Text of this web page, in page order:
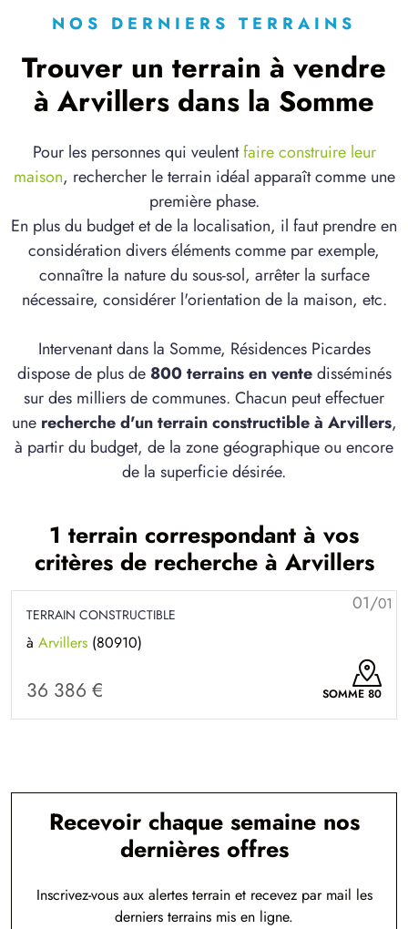
NOS DERNIERS TERRAINS
Trouver un terrain à vendre
à Arvillers dans la Somme
Pour les personnes qui veulentfaire construire leur
maison, rechercher le terrain idéal apparaît comme une
première phase.
En plus du budget et de la localisation, il faut prendre en
considération divers éléments comme par exemple,
connaître la nature du sous-sol, arrêter la surface
nécessaire, considérer l'orientation de la maison, etc.
Intervenant dans la Somme, Résidences Picardes
dispose de plus de 800 terrains en ventedisséminés
sur des milliers de communes. Chacun peut effectuer
une recherche d'un terrain constructible à Arvillers,
à partir du budget, de la zone géographique ou encore
de la superficie désirée.
1 terrain correspondant à vos
critères de recherche à Arvillers
01/01
TERRAIN CONSTRUCTIBLE
à Arvillers (80910)
36 386 € SOMME 80
Recevoir chaque semaine nos
dernières offres
Inscrivez-vous aux alertes terrain et recevez par mail les
derniers terrains mis en ligne.